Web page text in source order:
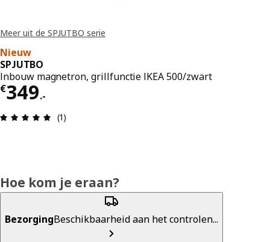
Meer uit de SPJUTBO serie
Nieuw
SPJUTBO
Inbouw magnetron, grillfunctie IKEA 500/zwart
€349.-
Prijs € 349.-
Review: 5 van 5 sterren. Totaal beoordelingen: 1
(1)
Hoe kom je eraan?
BezorgingBeschikbaarheid aan het controlen...